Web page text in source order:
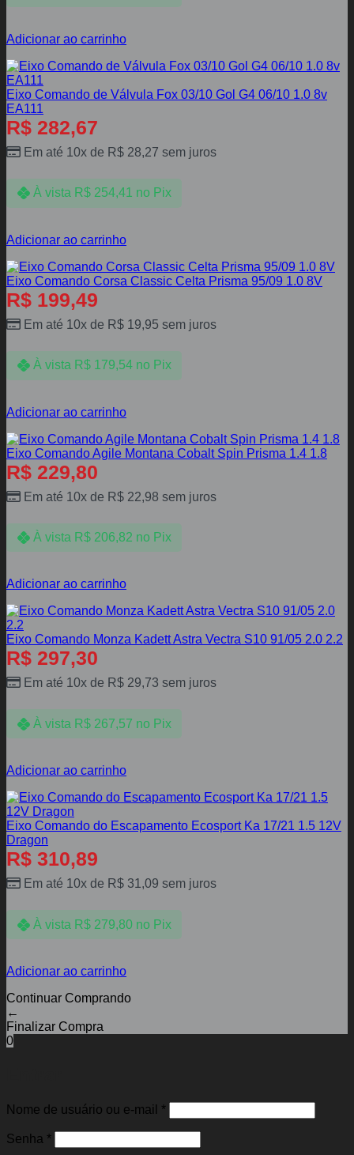
Adicionar ao carrinho
Eixo Comando de Válvula Fox 03/10 Gol G4 06/10 1.0 8v
EA111
R$ 282,67
Em até 10x de R$ 28,27 sem juros
À vista R$254,41 no Pix
Adicionar ao carrinho
Eixo Comando Corsa Classic Celta Prisma 95/09 1.0 8V
R$ 199,49
Em até 10x de R$ 19,95 sem juros
À vista R$179,54 no Pix
Adicionar ao carrinho
Eixo Comando Agile Montana Cobalt Spin Prisma 1.4 1.8
R$ 229,80
Em até 10x de R$ 22,98 sem juros
À vista R$206,82 no Pix
Adicionar ao carrinho
Eixo Comando Monza Kadett Astra Vectra S10 91/05 2.0 2.2
R$ 297,30
Em até 10x de R$ 29,73 sem juros
À vista R$267,57 no Pix
Adicionar ao carrinho
Eixo Comando do Escapamento Ecosport Ka 17/21 1.5 12V
Dragon
R$ 310,89
Em até 10x de R$ 31,09 sem juros
À vista R$279,80 no Pix
Adicionar ao carrinho
Continuar Comprando
←
Finalizar Compra
0
Nome de usuário ou e-mail *Obrigatório
Senha *Obrigatório